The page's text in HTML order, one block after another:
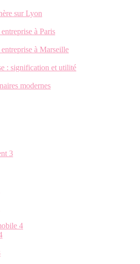
sur Lyon
à Paris
à Marseille
: signification et utilité
modernes
3
4